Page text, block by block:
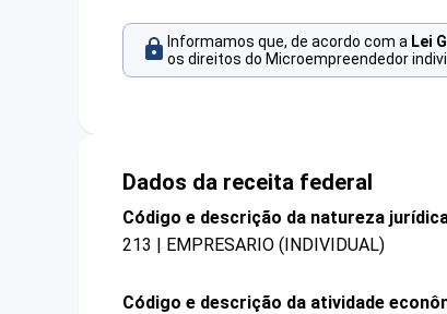
Informamos que, de acordo com a Lei
os direitos do Microempreendedor
Dados da receita federal
Código e descrição da natureza
213 | EMPRESARIO (INDIVIDUAL)
Código e descrição da atividade